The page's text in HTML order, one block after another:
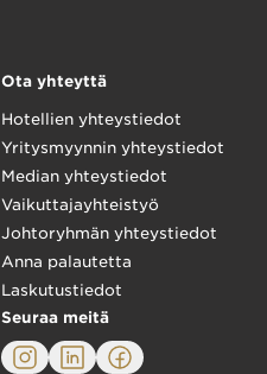
Ota yhteyttä
Hotellien yhteystiedot
Yritysmyynnin yhteystiedot
Median yhteystiedot
Vaikuttajayhteistyö
Johtoryhmän yhteystiedot
Anna palautetta
Laskutustiedot
Seuraa meitä